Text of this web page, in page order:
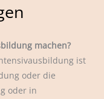
machen?
ist
oder die
oder in